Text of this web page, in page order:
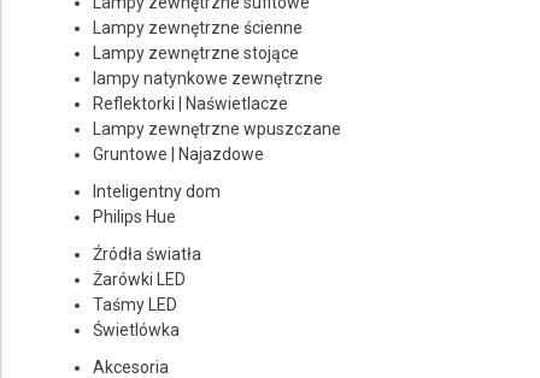
Lampy zewnętrzne ścienne
Lampy zewnętrzne stojące
lampy natynkowe zewnętrzne
Reflektorki | Naświetlacze
Lampy zewnętrzne wpuszczane
Gruntowe | Najazdowe
Inteligentny dom
Philips Hue
Źródła światła
Żarówki LED
Taśmy LED
Świetlówka
Akcesoria